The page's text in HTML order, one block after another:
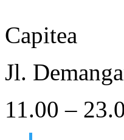
Capitea
Jl.
11.00 –